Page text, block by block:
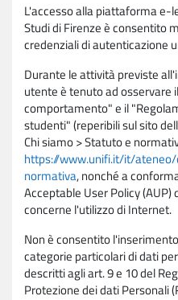
L'accesso alla piattaforma e-
Studi di Firenze è consentito
credenziali di autenticazione
Durante le attività previste
utente è tenuto ad osservare
comportamento" e il
studenti" (reperibili sul sito
Chi siamo > Statuto e
https://www.unifi.it/it/
normativa, nonché a
Acceptable User Policy (AUP)
concerne l'utilizzo di Internet.
Non è consentito
categorie particolari di dati
descritti agli art. 9 e 10 del
Protezione dei dati Personali